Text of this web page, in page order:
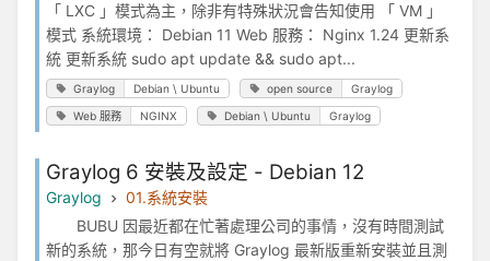
「 LXC 」模式為主，除非有特殊狀況會告知使用 「 VM 」
模式 系統環境： Debian 11 Web 服務： Nginx 1.24 更新系
統 更新系統 sudo apt update && sudo apt...
Graylog Debian \ Ubuntu open source Graylog
Web 服務 NGINX Debian \ Ubuntu Graylog
Graylog 6 安裝及設定 - Debian 12
Graylog
01.系統安裝
BUBU 因最近都在忙著處理公司的事情，沒有時間測試
新的系統，那今日有空就將 Graylog 最新版重新安裝並且測